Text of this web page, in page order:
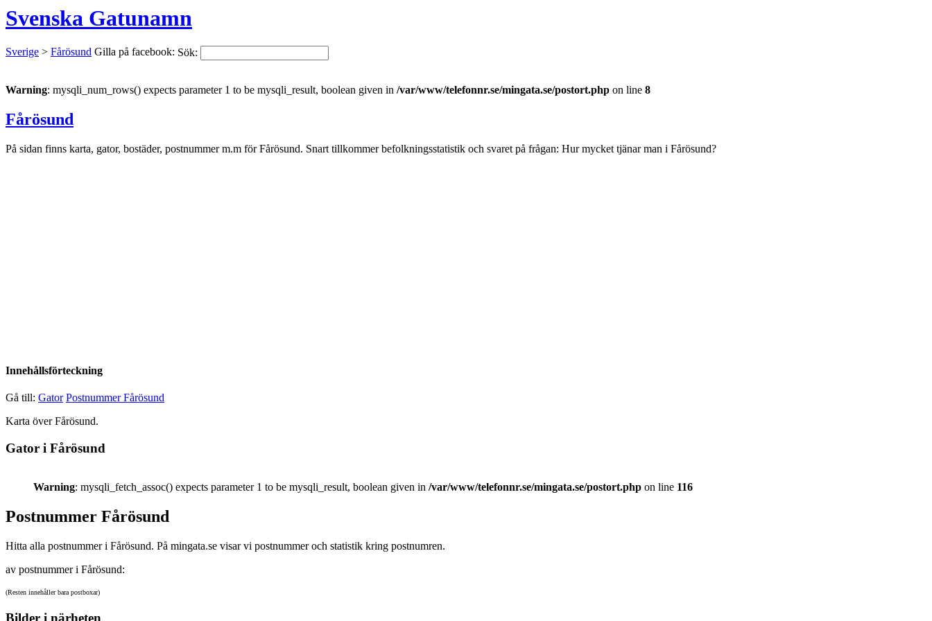
Svenska Gatunamn
Sverige > Fårösund Sök:
Gilla på facebook:
Warning: mysqli_num_rows() expects parameter 1 to be mysqli_result, boolean given in /var/www/telefonnr.se/mingata.se/postort.php on line 8
Fårösund
På sidan finns karta, gator, bostäder, postnummer m.m för Fårösund. Snart tillkommer befolkningsstatistik och svaret på frågan: Hur mycket tjänar man i Fårösund?
Innehållsförteckning
Gå till: Gator Postnummer Fårösund
Karta över Fårösund.
Gator i Fårösund
Warning: mysqli_fetch_assoc() expects parameter 1 to be mysqli_result, boolean given in /var/www/telefonnr.se/mingata.se/postort.php on line 116
Postnummer Fårösund
Hitta alla postnummer i Fårösund. På mingata.se visar vi postnummer och statistik kring postnumren.
av postnummer i Fårösund:
(Resten innehåller bara postboxar)
Bilder i närheten